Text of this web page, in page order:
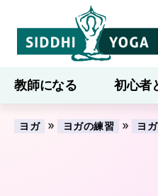
教師になる 初心者
ブログ 学ぶ
ヨガ » ヨガの練習 » ヨ